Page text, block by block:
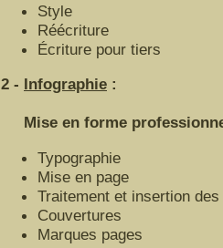
Style
Réécriture
Écriture pour tiers
2 - Infographie :
Mise en forme
Typographie
Mise en page
Traitement et insertion
Couvertures
Marques pages